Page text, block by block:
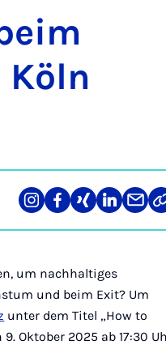
Teilen
auf
Teilen
auf
Teilen
auf
Teilen
auf über
um nachhaltiges
und beim Exit? Um
unter dem Titel „How to
Oktober 2025 ab 17:30